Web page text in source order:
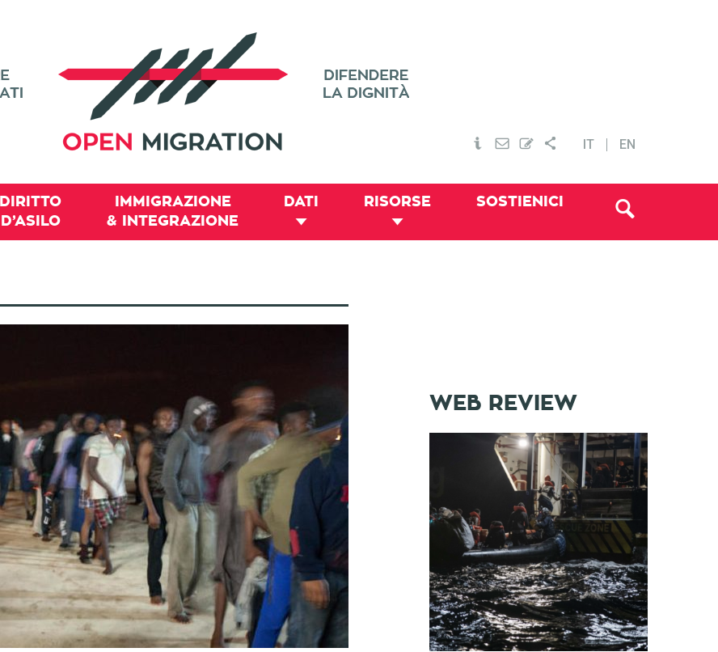
IT EN
DIRITTO
D’ASILO
IMMIGRAZIONE
& INTEGRAZIONE
DATI RISORSE SOSTIENICI
WEB REVIEW